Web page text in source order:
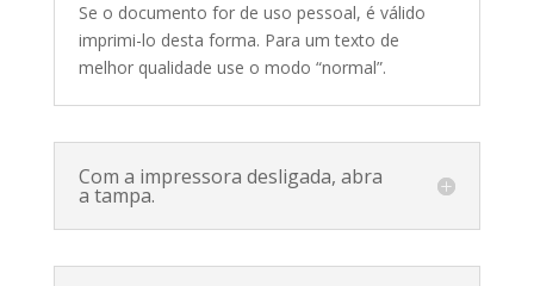
Se o documento for de uso pessoal, é válido
imprimi-lo desta forma. Para um texto de
melhor qualidade use o modo “normal”.
Com a impressora desligada, abra
a tampa.